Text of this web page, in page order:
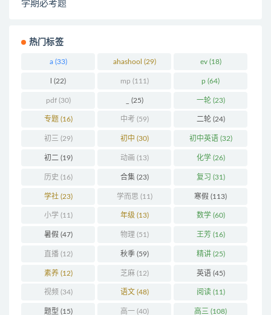
热门标签
a(33) ahashool (29) ev(18)
(22) mp (111) p (64)
pdf(30) (25) 一轮(23)
专题(16) 中考 (59) 二轮(24)
初三 (29) 初中 (30) 初中英语(32)
初二 (19) 动画 (13) 化学(26)
历史 (16) 合集(23) 复习 (31)
学社(23) 学而思 (11) 寒假 (113)
小学(11) 年级 (13) 数学(60)
暑假 (47) 物理 (51) 王芳(16)
直播(12) 秋季(59) 精讲(25)
素养(12) 芝麻(12) 英语(45)
视频 (34) 语文 (48) 阅读(11)
题型 (15) 高一(40) 高三 (108)